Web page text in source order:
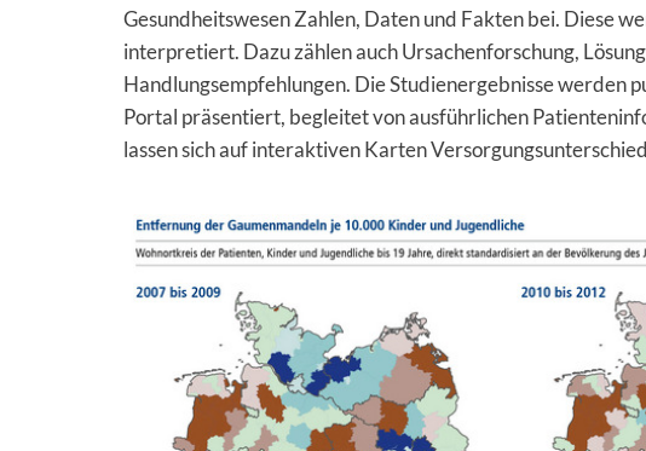
Gesundheitswesen Zahlen, Daten und Fakten bei. Diese
interpretiert. Dazu zählen auch Ursachenforschung,
Handlungsempfehlungen. Die Studienergebnisse werden
Portal präsentiert, begleitet von ausführlichen
lassen sich auf interaktiven Karten